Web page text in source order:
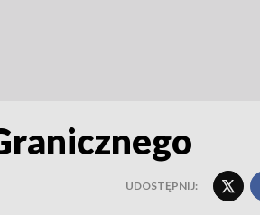
UDOSTĘPNIJ: